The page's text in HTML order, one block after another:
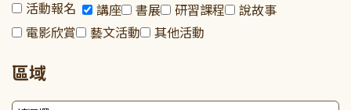
活動報名 講座 書展 研習課程
說故事
電影欣賞
藝文活動 其他活動
區域